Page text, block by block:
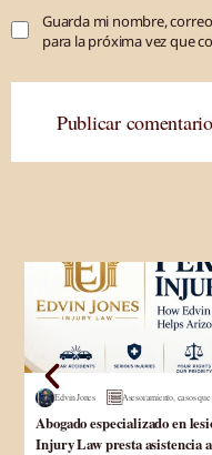
Guarda mi nombre,
para la próxima vez que
Publicar comentario
Edvin Jones Asesoramiento, casos
Abogado especializado en
Injury Law presta asistencia